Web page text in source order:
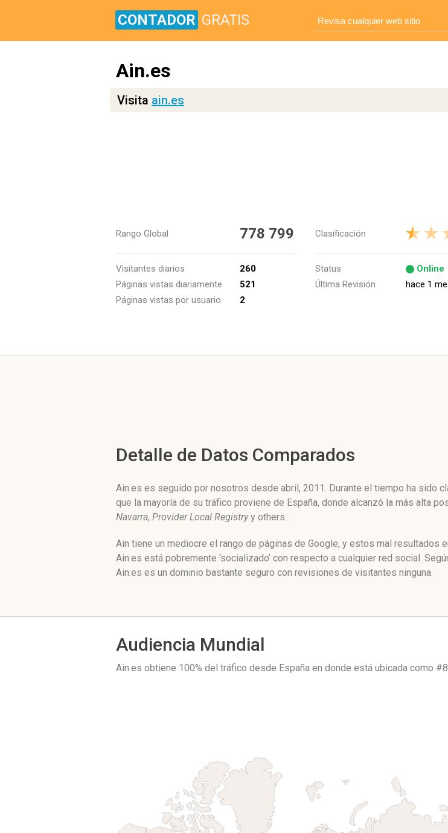
CONTADOR GRATIS
Ain.es
Visita ain.es
Rango Global 778 799
Visitantes diarios
260
Páginas vistas diariamente
521
Páginas vistas por usuario
2
Clasificación
Status
Online
Última Revisión
hace 1
Detalle de Datos Comparados
Ain.es es seguido por nosotros desde abril, 2011. Durante el tiempo ha sido
que la mayoría de su tráfico proviene de España, donde alcanzó la más alta
Navarra, Provider Local Registryy others.
Ain tiene un mediocre el rango de páginas de Google, y estos mal resultados
Ain.es está pobremente ‘socializado’ con respecto a cualquier red social.
Ain.es es un dominio bastante seguro con revisiones de visitantes ninguna.
Audiencia Mundial
Ain.es obtiene 100% del tráfico desde España en donde está ubicada como